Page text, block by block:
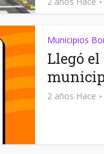
Municipios
Llegó
2 años Hace